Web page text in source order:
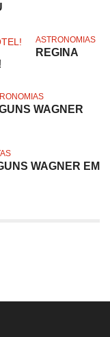
ASTRONOMIAS
REGINA
WAGNER
WAGNER EM